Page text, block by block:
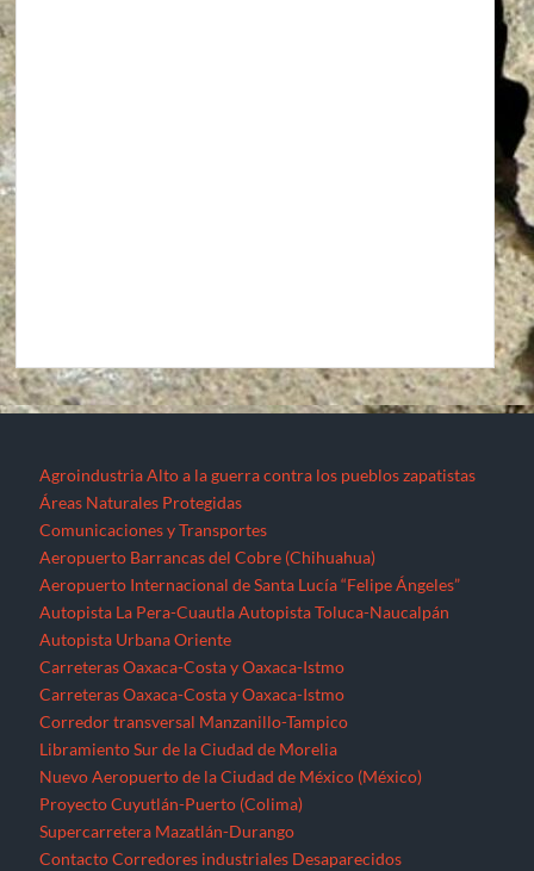
Agroindustria Alto a la guerra contra los pueblos zapatistas
Áreas Naturales Protegidas
Comunicaciones y Transportes
Aeropuerto Barrancas del Cobre (Chihuahua)
Aeropuerto Internacional de Santa Lucía “Felipe Ángeles”
Autopista La Pera-Cuautla Autopista Toluca-Naucalpán
Autopista Urbana Oriente
Carreteras Oaxaca-Costa y Oaxaca-Istmo
Carreteras Oaxaca-Costa y Oaxaca-Istmo
Corredor transversal Manzanillo-Tampico
Libramiento Sur de la Ciudad de Morelia
Nuevo Aeropuerto de la Ciudad de México (México)
Proyecto Cuyutlán-Puerto (Colima)
Supercarretera Mazatlán-Durango
Contacto Corredores industriales Desaparecidos